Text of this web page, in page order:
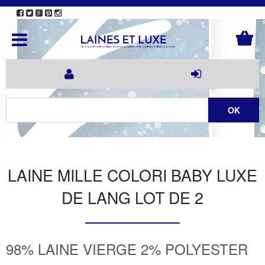
LAINE MILLE COLORI BABY LUXE
DE LANG LOT DE 2
98% LAINE VIERGE 2% POLYESTER